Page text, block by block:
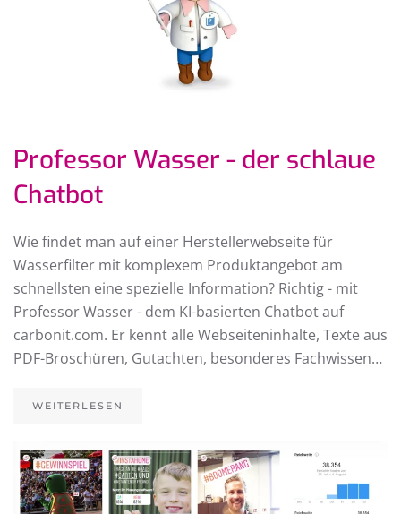
Professor Wasser - der schlaue
Chatbot
Wie findet man auf einer Herstellerwebseite für
Wasserfilter mit komplexem Produktangebot am
schnellsten eine spezielle Information? Richtig - mit
Professor Wasser - dem KI-basierten Chatbot auf
carbonit.com. Er kennt alle Webseiteninhalte, Texte aus
PDF-Broschüren, Gutachten, besonderes Fachwissen…
WEITERLESEN